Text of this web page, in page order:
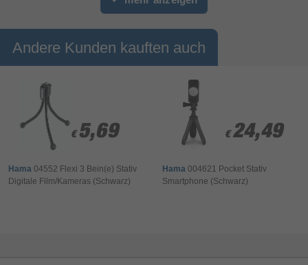
waagrechte, horizontale sowie Hochformat-Aufnahmen
Andere Kunden kauften auch
€ 5,69
€ 5,69
Hama 04552 Flexi 3 Bein(e) Stativ
Digitale Film/Kameras (Schwarz)
€ 24,49
€ 24,49
Hama 004621 Pocket Stativ
Smartphone (Schwarz)